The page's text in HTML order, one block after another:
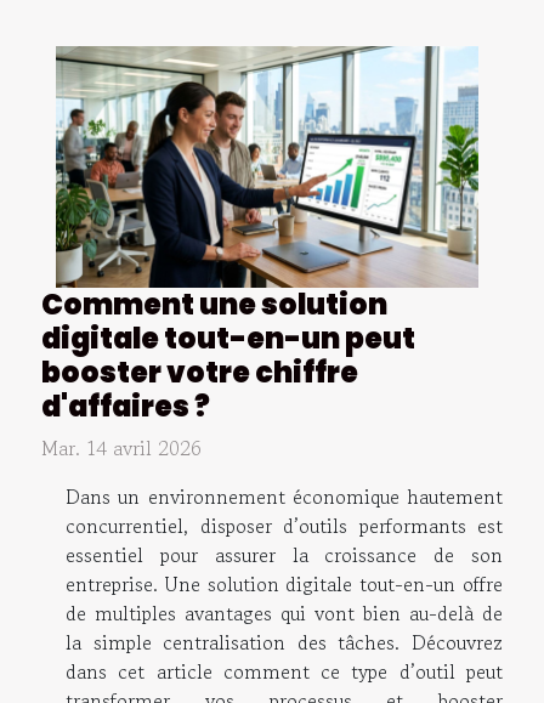
Comment une solution
digitale tout-en-un peut
booster votre chiffre
d'affaires ?
Mar. 14 avril 2026
Dans un environnement économique hautement
concurrentiel, disposer d’outils performants est
essentiel pour assurer la croissance de son
entreprise. Une solution digitale tout-en-un offre
de multiples avantages qui vont bien au-delà de
la simple centralisation des tâches. Découvrez
dans cet article comment ce type d’outil peut